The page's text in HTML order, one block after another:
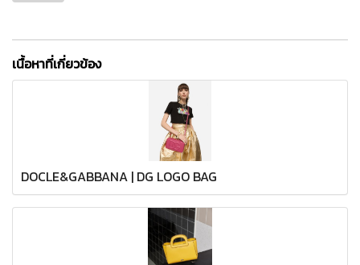
เนื้อหาที่เกี่ยวข้อง
DOCLE&GABBANA | DG LOGO BAG